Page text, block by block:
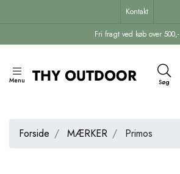
Fri fragt ved køb over 500,-
Kontakt
Menu Søg
Forside MÆRKER Primos